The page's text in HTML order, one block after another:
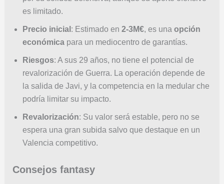
es limitado.
Precio inicial : Estimado en 2-3M€, es una opción
económicapara un mediocentro de garantías.
Riesgos: A sus 29 años, no tiene el potencial de
revalorización de Guerra. La operación depende de
la salida de Javi, y la competencia en la medular che
podría limitar su impacto.
Revalorización: Su valor será estable, pero no se
espera una gran subida salvo que destaque en un
Valencia competitivo.
Consejos fantasy